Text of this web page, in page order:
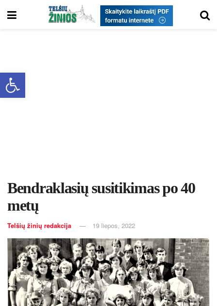
Open toolbar
Bend­rak­la­sių su­si­ti­ki­mas po 40
me­tų
Telšių žinių redakcija 19 liepos, 2022